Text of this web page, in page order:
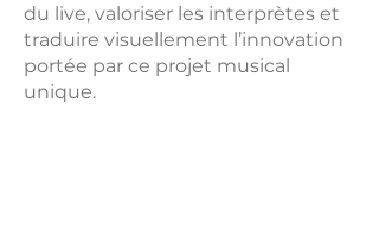
du live, valoriser les interprètes et
traduire visuellement l’innovation
portée par ce projet musical
unique.